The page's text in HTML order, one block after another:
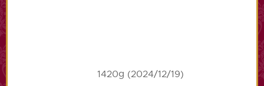
1420g (2024/12/19)